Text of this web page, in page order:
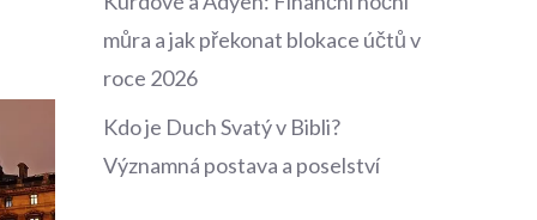
můra a jak překonat blokace účtů v
roce 2026
Kdo je Duch Svatý v Bibli?
Významná postava a poselství